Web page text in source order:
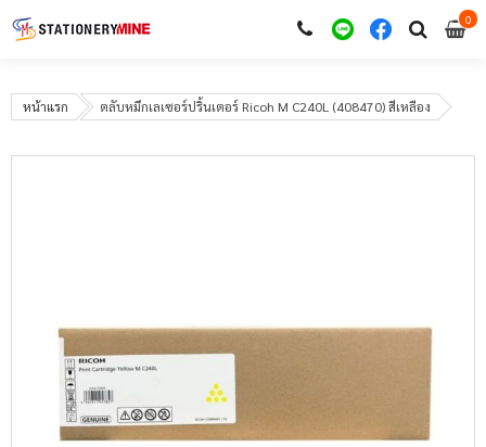
00
หน้าแรก ตลับหมึกเลเซอร์ปริ้นเตอร์ Ricoh M C240L (408470) สีเหลือง